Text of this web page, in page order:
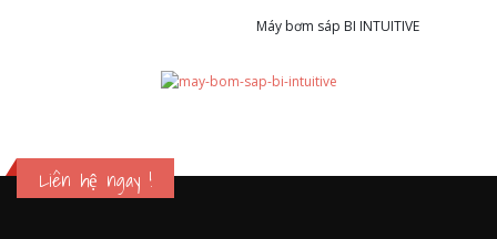
Máy bơm sáp BI INTUITIVE
Liên hệ ngay !